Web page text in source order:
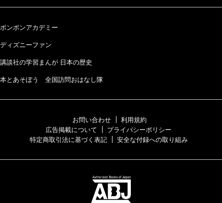
ボンボンアカデミー
ディズニーファン
講談社の学習まんが 日本の歴史
本とあそぼう 全国訪問おはなし隊
お問い合わせ
利用規約
広告掲載について
プライバシーポリシー
特定商取引法に基づく表記
安全な付録への取り組み